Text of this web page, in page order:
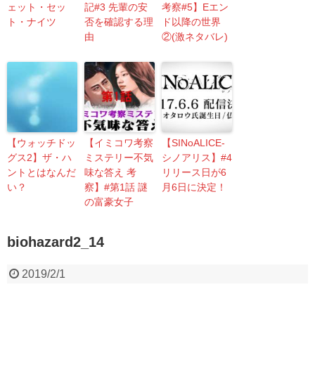
ェット・セッ
ト・ナイツ
記#3 先輩の安
否を確認する理
由
考察#5】Eエン
ド以降の世界
②(激ネタバレ)
【ウォッチドッ
グス2】ザ・ハ
ントとはなんだ
い？
【イミコワ考察
ミステリー不気
味な答え 考
察】#第1話 謎
の富豪女子
【SINoALICE-
シノアリス】#4
リリース日が6
月6日に決定！
biohazard2_14
2019/2/1